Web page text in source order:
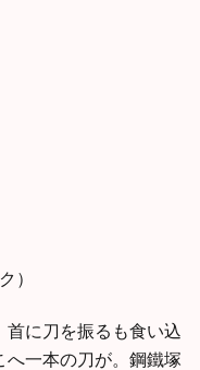
）
に刀を振るも食い込
一本の刀が。鋼鐵塚